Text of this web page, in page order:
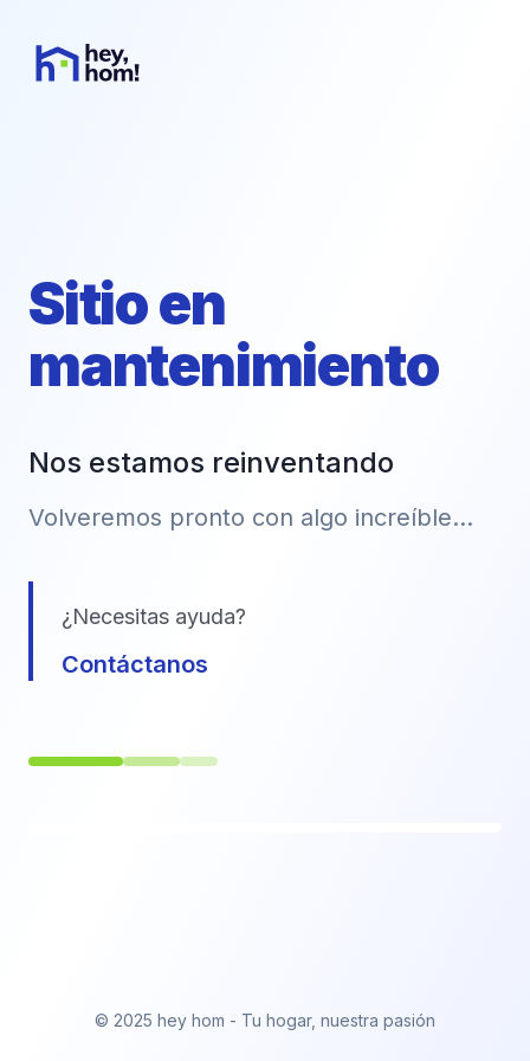
Sitio en
mantenimiento
Nos estamos reinventando
Volveremos pronto con algo increíble...
¿Necesitas ayuda?
Contáctanos
© 2025 hey hom - Tu hogar, nuestra pasión